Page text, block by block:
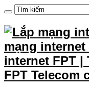
mạng internet
internet FPT |
FPT Telecom